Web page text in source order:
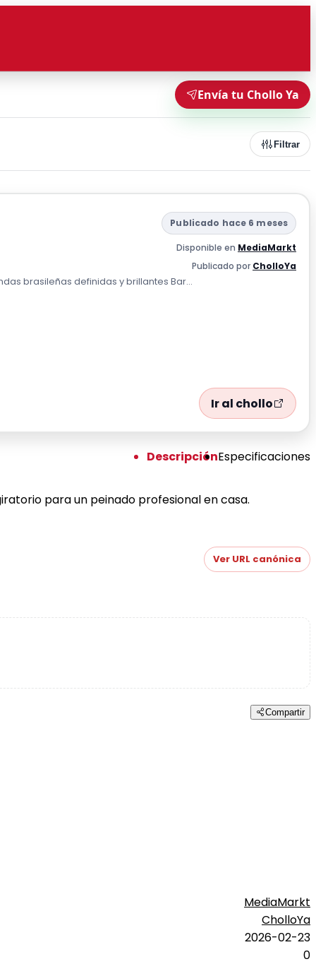
Envía tu Chollo Ya
Filtrar
Publicado hace 6 meses
Disponible en MediaMarkt
Publicado por CholloYa
brasileñas definidas y brillantes Bar...
Ir al chollo
DescripciónEspecificaciones
para un peinado profesional en casa.
Ver URL canónica
Compartir
MediaMarkt
CholloYa
2026-02-23
0